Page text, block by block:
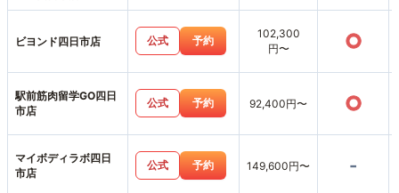
ビヨンド四日市店 公式 予約
102,300
円〜
○
駅前筋肉留学GO四日
市店
公式 予約 92,400円〜 ○
マイボディラボ四日
市店
公式 予約 149,600円〜 -